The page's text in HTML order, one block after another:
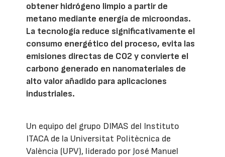
obtener hidrógeno limpio a partir de
metano mediante energía de microondas.
La tecnología reduce significativamente el
consumo energético del proceso, evita las
emisiones directas de CO2 y convierte el
carbono generado en nanomateriales de
alto valor añadido para aplicaciones
industriales.
Un equipo del grupo DIMAS del Instituto
ITACA de la Universitat Politècnica de
València (UPV), liderado por José Manuel